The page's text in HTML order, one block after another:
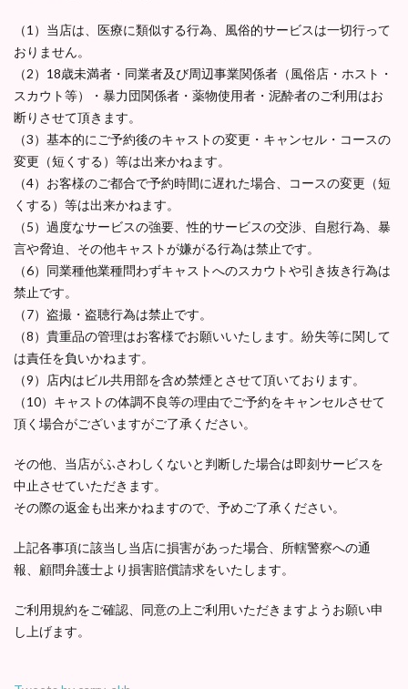
（1）当店は、医療に類似する行為、風俗的サービスは一切行って
おりません。
（2）18歳未満者・同業者及び周辺事業関係者（風俗店・ホスト・
スカウト等）・暴力団関係者・薬物使用者・泥酔者のご利用はお
断りさせて頂きます。
（3）基本的にご予約後のキャストの変更・キャンセル・コースの
変更（短くする）等は出来かねます。
（4）お客様のご都合で予約時間に遅れた場合、コースの変更（短
くする）等は出来かねます。
（5）過度なサービスの強要、性的サービスの交渉、自慰行為、暴
言や脅迫、その他キャストが嫌がる行為は禁止です。
（6）同業種他業種問わずキャストへのスカウトや引き抜き行為は
禁止です。
（7）盗撮・盗聴行為は禁止です。
（8）貴重品の管理はお客様でお願いいたします。紛失等に関して
は責任を負いかねます。
（9）店内はビル共用部を含め禁煙とさせて頂いております。
（10）キャストの体調不良等の理由でご予約をキャンセルさせて
頂く場合がございますがご了承ください。
その他、当店がふさわしくないと判断した場合は即刻サービスを
中止させていただきます。
その際の返金も出来かねますので、予めご了承ください。
上記各事項に該当し当店に損害があった場合、所轄警察への通
報、顧問弁護士より損害賠償請求をいたします。
ご利用規約をご確認、同意の上ご利用いただきますようお願い申
し上げます。